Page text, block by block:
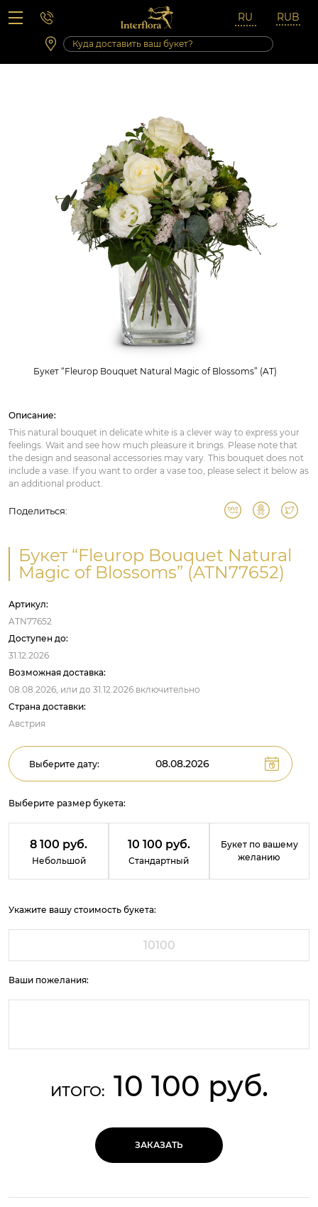
Вопросы-ответы
Сб 10:00 ‐ 14:00
Выходные и праздничные дни
Букет “Fleurop Bouquet Natural Magic of Blossoms” (AT)
Описание:
This natural bouquet in delicate white is a clever way to express your
feelings. Wait and see how much pleasure it brings. Please note that
the design and seasonal accessories may vary. This bouquet does not
include a vase. If you want to order a vase too, please select it below as
an additional product.
Поделиться:
Букет “Fleurop Bouquet Natural
Magic of Blossoms” (ATN77652)
Артикул:
ATN77652
Доступен до:
31.12.2026
Возможная доставка:
08.08.2026, или до 31.12.2026 включительно
Страна доставки:
Австрия
Выберите дату:
Выберите размер букета:
8 100 руб.
Небольшой
10 100 руб.
Стандартный
Букет по вашему
желанию
Укажите вашу стоимость букета:
Ваши пожелания:
ИТОГО: 10 100 руб.
ЗАКАЗАТЬ